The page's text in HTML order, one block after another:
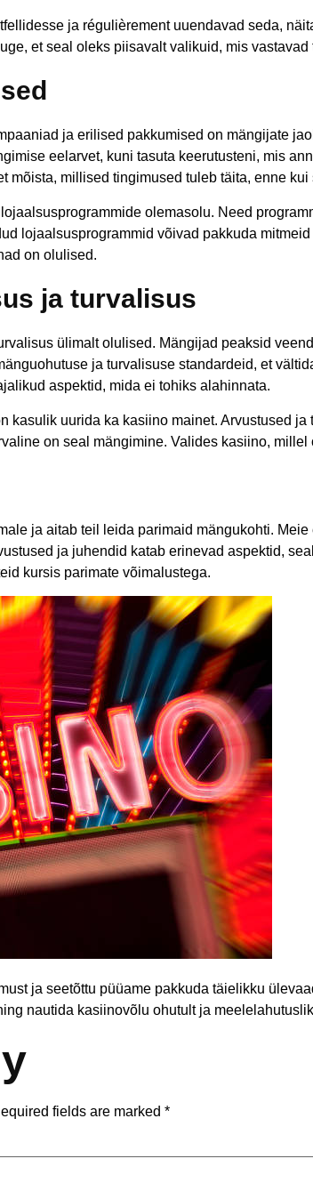
ja régulièrement uuendavad seda,
et seal oleks piisavalt valikuid, mis
ja erilised pakkumised on mängijate
eelarvet, kuni tasuta keerutusteni, mis
mõista, millised tingimused tuleb täita, enne
olemasolu. Need
lojaalsusprogrammid võivad pakkuda
on olulised.
ja turvalisus
ülimalt olulised. Mängijad peaksid
ja turvalisuse standardeid, et
aspektid, mida ei tohiks alahinnata.
kasulik uurida ka kasiino mainet. Arvustused
on seal mängimine. Valides kasiino,
ja aitab teil leida parimaid mängukohti.
ja juhendid katab erinevad aspektid,
kursis parimate võimalustega.
ja seetõttu püüame pakkuda täielikku
nautida kasiinovõlu ohutult ja
fields are marked *